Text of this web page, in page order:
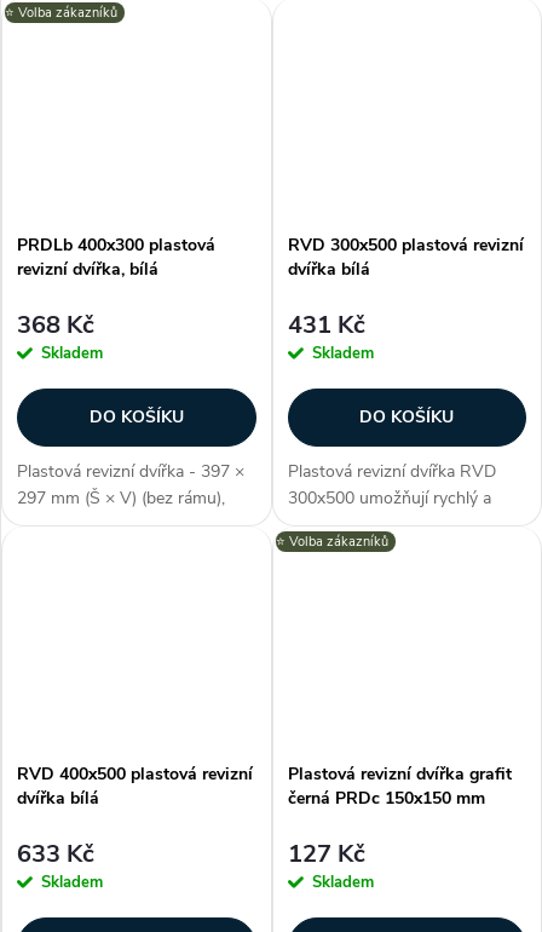
otevření až 130 °, polymerový
⭐️ Volba zákazníků
PRDLb 400x300 plastová
revizní dvířka, bílá
368 Kč
Skladem
DO KOŠÍKU
Plastová revizní dvířka - 397 ×
297 mm (Š × V) (bez rámu),
odolné proti vlhkosti, úhel
RVD 300x500 plastová revizní
dvířka bílá
431 Kč
Skladem
DO KOŠÍKU
Plastová revizní dvířka RVD
300x500 umožňují rychlý a
pohodlný přístup k ukrytým
zařízením jako např. přístup do
RVD 400x500 plastová revizní
dvířka bílá
633 Kč
Skladem
⭐️ Volba zákazníků
Plastová revizní dvířka grafit
černá PRDc 150x150 mm
127 Kč
Skladem